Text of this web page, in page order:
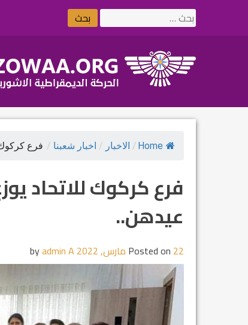
البحث
عن:
Home
/ الاخبار / اخبار شعبنا / فرع كركوك
فرع كركوك للاتحاد
عيدهن..
Posted on 22 مارس, 2022 admin A